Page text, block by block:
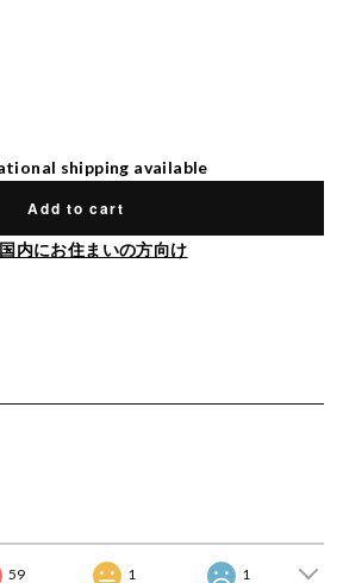
shipping available
Add to cart
内にお住まいの方向け
59 1 1